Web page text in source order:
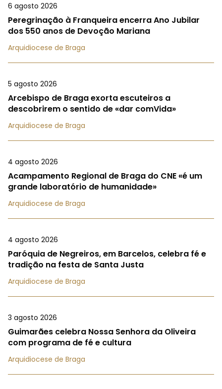
6 agosto 2026
Peregrinação à Franqueira encerra Ano Jubilar
dos 550 anos de Devoção Mariana
Arquidiocese de Braga
5 agosto 2026
Arcebispo de Braga exorta escuteiros a
descobrirem o sentido de «dar comVida»
Arquidiocese de Braga
4 agosto 2026
Acampamento Regional de Braga do CNE «é um
grande laboratório de humanidade»
Arquidiocese de Braga
4 agosto 2026
Paróquia de Negreiros, em Barcelos, celebra fé e
tradição na festa de Santa Justa
Arquidiocese de Braga
3 agosto 2026
Guimarães celebra Nossa Senhora da Oliveira
com programa de fé e cultura
Arquidiocese de Braga